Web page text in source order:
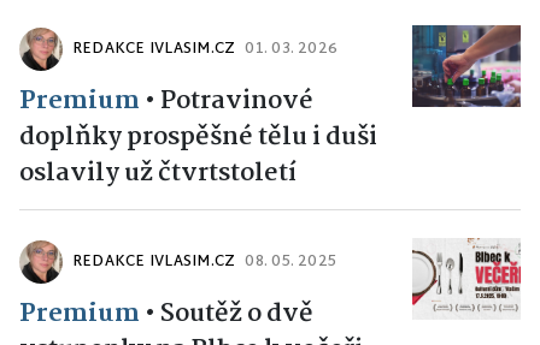
REDAKCE IVLASIM.CZ 01. 03. 2026
Premium • Potravinové
doplňky prospěšné tělu i duši
oslavily už čtvrtstoletí
REDAKCE IVLASIM.CZ 08. 05. 2025
Premium • Soutěž o dvě